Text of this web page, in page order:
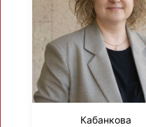
Кабанкова